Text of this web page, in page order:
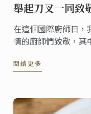
舉起刀叉一同致
在這個國際廚師日，
情的廚師們致敬，其
了慶祝此節日，我們
閱讀更多